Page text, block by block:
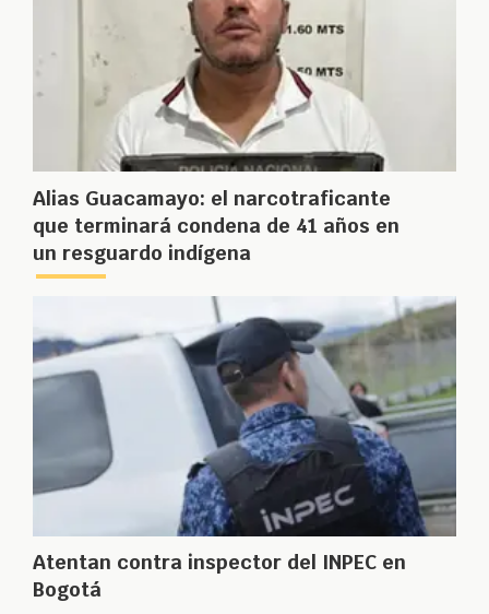
Alias Guacamayo: el narcotraficante
que terminará condena de 41 años en
un resguardo indígena
Atentan contra inspector del INPEC en
Bogotá